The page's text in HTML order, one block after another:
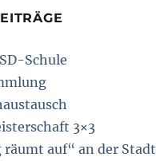
Schule
3×3
räumt auf“ an der